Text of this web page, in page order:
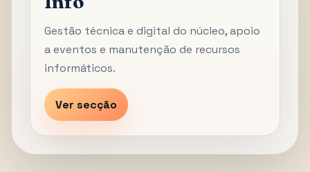
Gestão técnica e digital do núcleo, apoio
a eventos e manutenção de recursos
informáticos.
Ver secção